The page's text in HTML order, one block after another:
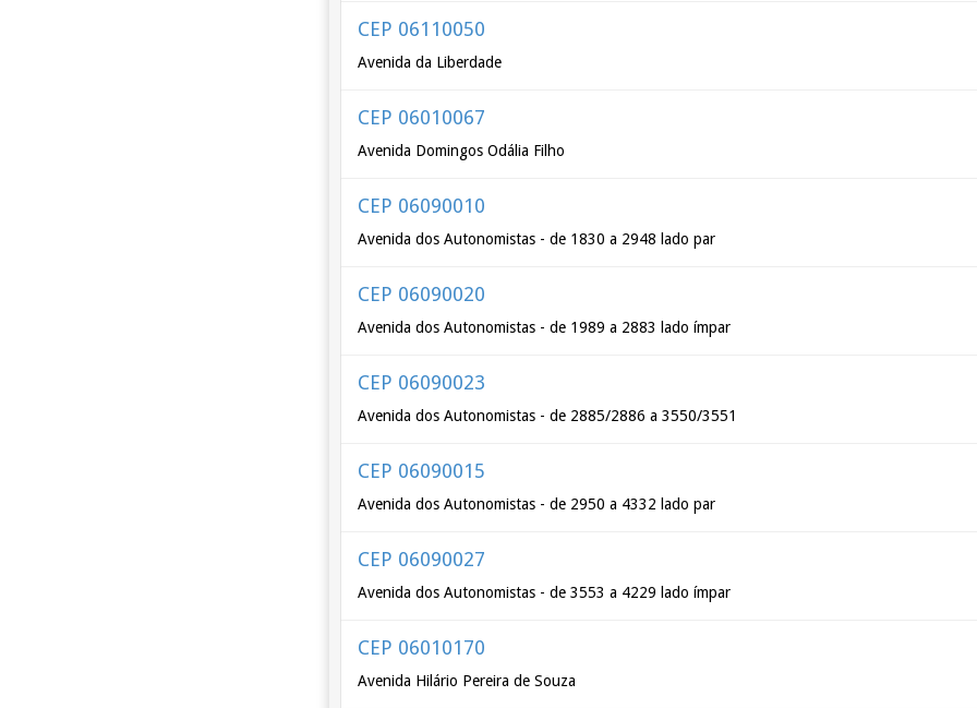
CEP 06110050
Avenida da Liberdade
CEP 06010067
Avenida Domingos Odália Filho
CEP 06090010
Avenida dos Autonomistas - de 1830 a 2948 lado par
CEP 06090020
Avenida dos Autonomistas - de 1989 a 2883 lado ímpar
CEP 06090023
Avenida dos Autonomistas - de 2885/2886 a 3550/3551
CEP 06090015
Avenida dos Autonomistas - de 2950 a 4332 lado par
CEP 06090027
Avenida dos Autonomistas - de 3553 a 4229 lado ímpar
CEP 06010170
Avenida Hilário Pereira de Souza